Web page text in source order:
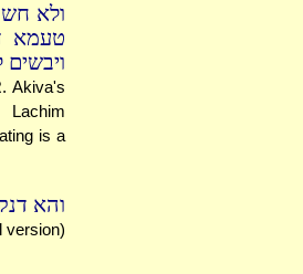
ולא
טעמא
Akiva's
is a
והא
version)